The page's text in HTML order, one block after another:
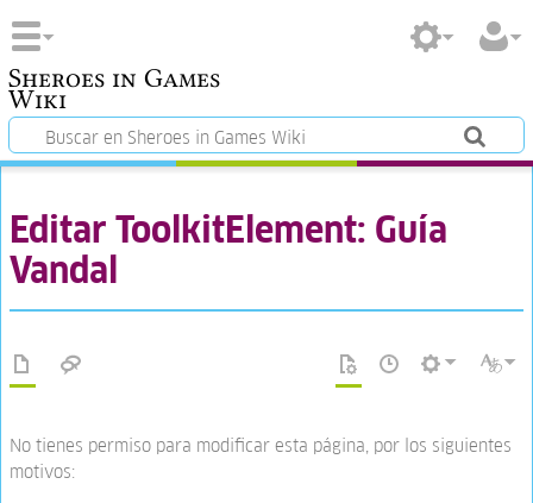
Sheroes in Games
Wiki
Editar ToolkitElement: Guía
Vandal
No tienes permiso para modificar esta página, por los siguientes
motivos: